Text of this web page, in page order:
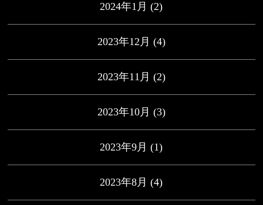
2024年1月 (2)
2023年12月 (4)
2023年11月 (2)
2023年10月 (3)
2023年9月 (1)
2023年8月 (4)